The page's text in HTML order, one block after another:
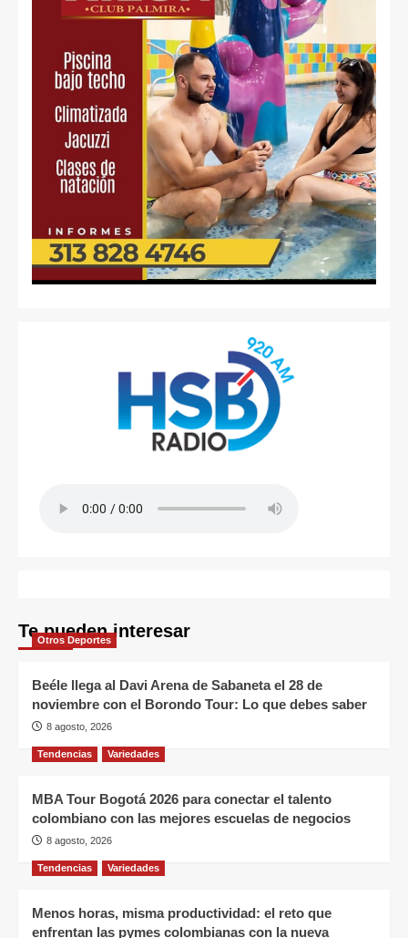
Te pueden interesar
Otros Deportes
Beéle llega al Davi Arena de Sabaneta el 28 de
noviembre con el Borondo Tour: Lo que debes saber
8 agosto, 2026
Tendencias Variedades
MBA Tour Bogotá 2026 para conectar el talento
colombiano con las mejores escuelas de negocios
8 agosto, 2026
Tendencias Variedades
Menos horas, misma productividad: el reto que
enfrentan las pymes colombianas con la nueva